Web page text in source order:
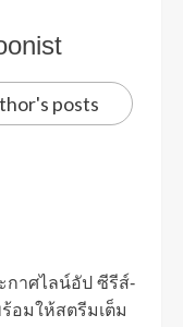
posts
กาศไลน์อัป ซีรีส์-
อมให้สตรีมเต็ม